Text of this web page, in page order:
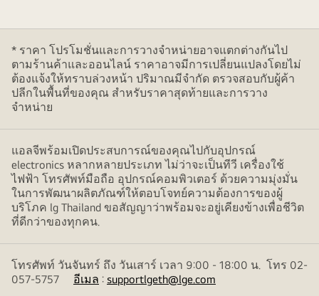
* ราคา โปรโมชั่นและการวางจำหน่ายอาจแตกต่างกันไป
ตามร้านค้าและออนไลน์ ราคาอาจมีการเปลี่ยนแปลงโดยไม่
ต้องแจ้งให้ทราบล่วงหน้า ปริมาณมีจำกัด ตรวจสอบกับผู้ค้า
ปลีกในพื้นที่ของคุณ สำหรับราคาสุดท้ายและการวาง
จำหน่าย
แอลจีพร้อมเปิดประสบการณ์ของคุณไปกับอุปกรณ์
electronics หลากหลายประเภท ไม่ว่าจะเป็นทีวี เครื่องใช้
ไฟฟ้า โทรศัพท์มือถือ อุปกรณ์คอมพิวเตอร์ ด้วยความมุ่งมั่น
ในการพัฒนาผลิตภัณฑ์ให้ตอบโจทย์ความต้องการของผู้
บริโภค lg Thailand ขอสัญญาว่าพร้อมจะอยู่เคียงข้างเพื่อชีวิต
ที่ดีกว่าของทุกคน.
โทรศัพท์ วันจันทร์ ถึง วันเสาร์ เวลา 9:00 - 18:00 น. โทร 02-
057-5757 อีเมล : supportlgeth@lge.com